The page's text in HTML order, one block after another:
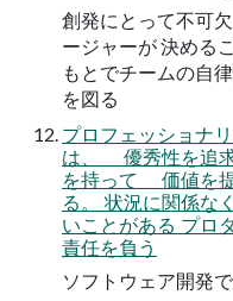
創発にとって不可
ージャーが 決める
もとでチームの自
を図る
プロフェッショナ
は、 優秀性を追
を持って 価値を
る。 状況に関係な
いことがある プロ
責任を負う
ソフトウェア開発